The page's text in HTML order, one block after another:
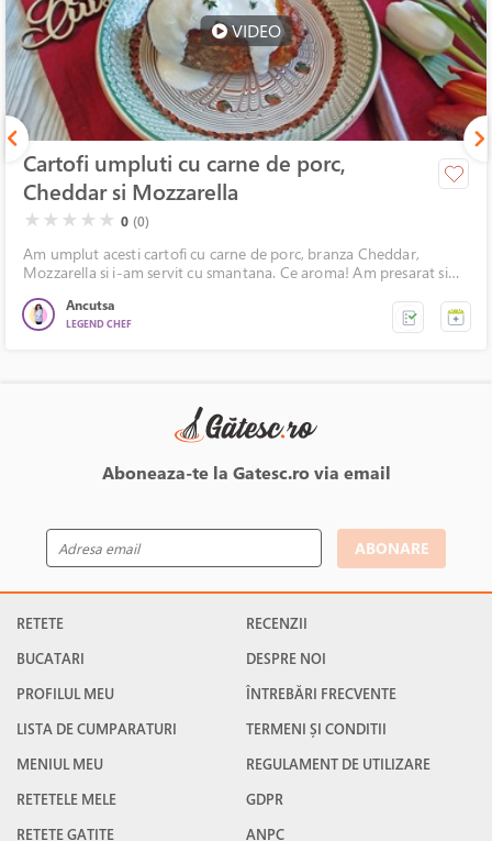
VIDEO
Cartofi umpluti cu carne de porc,
Cheddar si Mozzarella
( )
★ ( )
★ ( )
★ ( )
★ ( )
★ 0 (0)
Am umplut acesti cartofi cu carne de porc, branza Cheddar,
Mozzarella si i-am servit cu smantana. Ce aroma! Am presarat si
Ancutsa
LEGEND CHEF
Aboneaza-te la Gatesc.ro via email
ABONARE
RETETE
BUCATARI
PROFILUL MEU
LISTA DE CUMPARATURI
MENIUL MEU
RETETELE MELE
RETETE GATITE
RECENZII
DESPRE NOI
ÎNTREBĂRI FRECVENTE
TERMENI ȘI CONDITII
REGULAMENT DE UTILIZARE
GDPR
ANPC